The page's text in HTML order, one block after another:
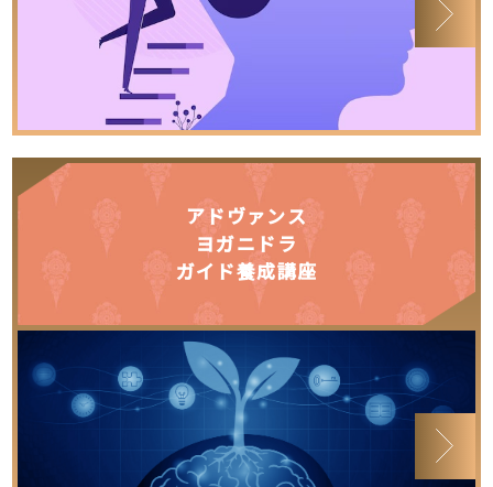
アドヴァンス
ヨガニドラ
ガイド養成講座